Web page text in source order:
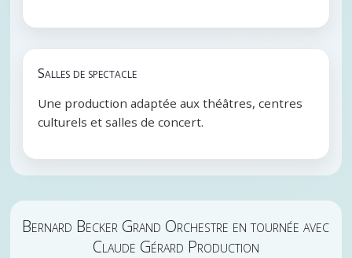
Salles de spectacle
Une production adaptée aux théâtres, centres
culturels et salles de concert.
Bernard Becker Grand Orchestre en tournée avec
Claude Gérard Production